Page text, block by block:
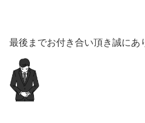
最後までお付き合い頂き誠に